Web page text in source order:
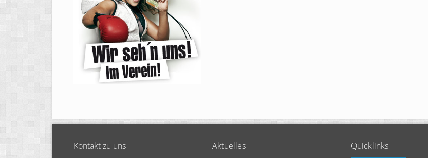
Kontakt zu uns Aktuelles Quicklinks